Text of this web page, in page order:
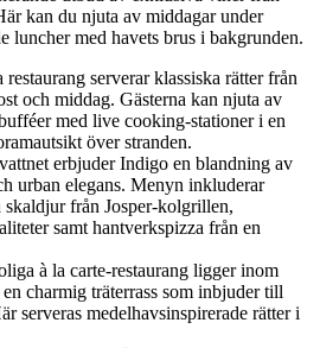
kan du njuta av middagar under
luncher med havets brus i bakgrunden.
serverar klassiska rätter från
och middag. Gästerna kan njuta av
med live cooking-stationer i en
över stranden.
erbjuder Indigo en blandning av
urban elegans. Menyn inkluderar
från Josper-kolgrillen,
samt hantverkspizza från en
à la carte-restaurang ligger inom
charmig träterrass som inbjuder till
serveras medelhavsinspirerade rätter i